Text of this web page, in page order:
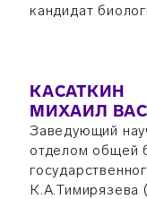
кандидат
КАСАТКИН
МИХАИЛ
Заведующий
отделом общей
К.А.Тимирязева